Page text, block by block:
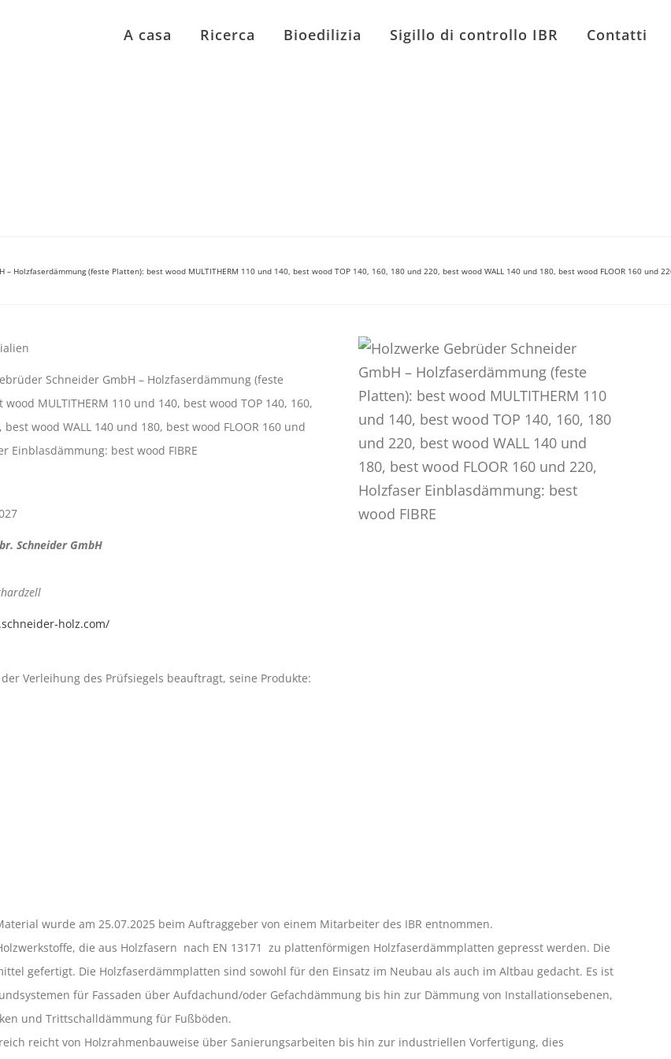
A casa Ricerca Bioedilizia Sigillo di controllo IBR Contatti
– Holzfaserdämmung (feste Platten): best wood MULTITHERM 110 und 140, best wood TOP 140, 160, 180 und 220, best wood WALL 140 und 180, best wood FLOOR 160 und
Schneider GmbH – Holzfaserdämmung (feste
wood MULTITHERM 110 und 140, best wood TOP 140, 160,
best wood WALL 140 und 180, best wood FLOOR 160 und
Einblasdämmung: best wood FIBRE
Schneider GmbH
holz.com/
Verleihung des Prüfsiegels beauftragt, seine Produkte:
wurde am 25.07.2025 beim Auftraggeber von einem Mitarbeiter des IBR entnommen.
die aus Holzfasern nach EN 13171 zu plattenförmigen Holzfaserdämmplatten gepresst werden. Die
gefertigt. Die Holzfaserdämmplatten sind sowohl für den Einsatz im Neubau als auch im Altbau gedacht. Es ist
für Fassaden über Aufdachund/oder Gefachdämmung bis hin zur Dämmung von Installationsebenen,
und Trittschalldämmung für Fußböden.
reicht von Holzrahmenbauweise über Sanierungsarbeiten bis hin zur industriellen Vorfertigung, dies